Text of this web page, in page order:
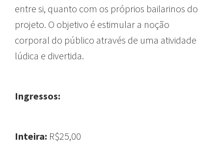
entre si, quanto com os próprios bailarinos do
projeto. O objetivo é estimular a noção
corporal do público através de uma atividade
lúdica e divertida.
Ingressos:
Inteira: R$25,00